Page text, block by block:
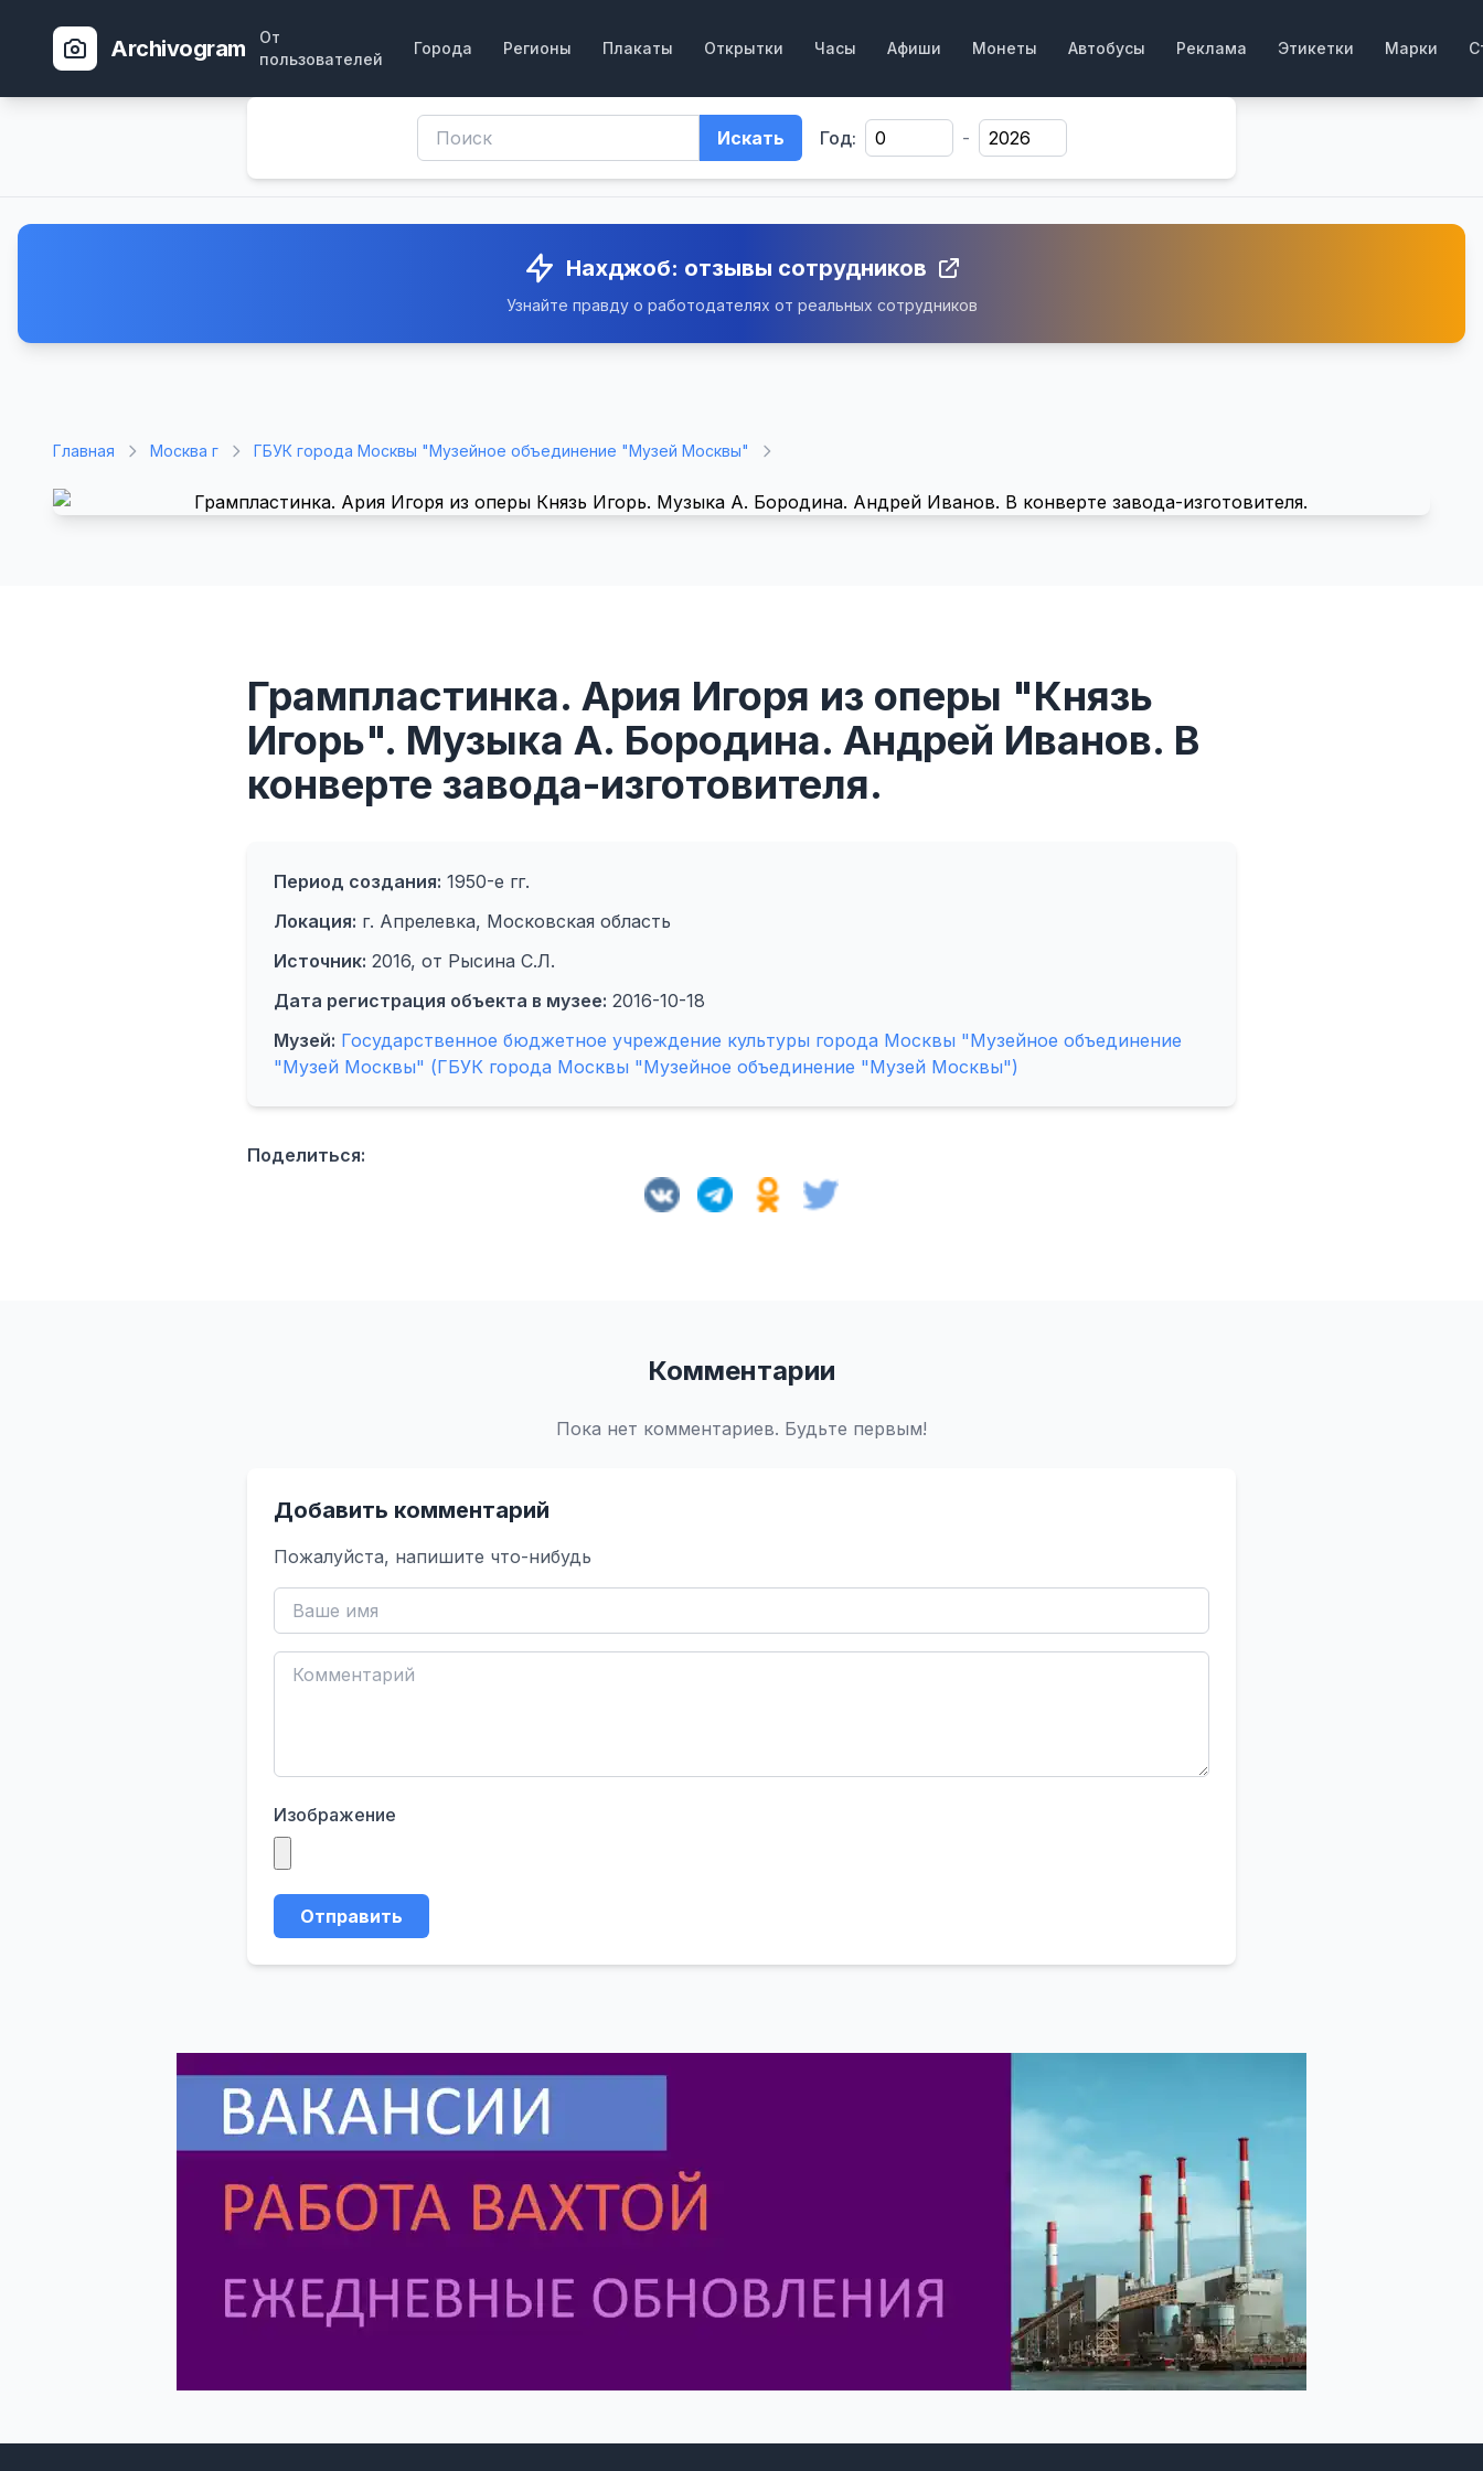
Archivogram
От
пользователей
Города Регионы Плакаты Открытки Часы Афиши Монеты Автобусы Реклама Этикетки Марки
Искать Год: -
Нахджоб: отзывы сотрудников
Узнайте правду о работодателях от реальных сотрудников
Главная Москва г ГБУК города Москвы "Музейное объединение "Музей Москвы"
Грампластинка. Ария Игоря из оперы "Князь
Игорь". Музыка А. Бородина. Андрей Иванов. В
конверте завода-изготовителя.
Период создания: 1950-е гг.
Локация: г. Апрелевка, Московская область
Источник: 2016, от Рысина С.Л.
Дата регистрация объекта в музее: 2016-10-18
Музей: Государственное бюджетное учреждение культуры города Москвы "Музейное объединение
"Музей Москвы" (ГБУК города Москвы "Музейное объединение "Музей Москвы")
Поделиться:
Комментарии
Пока нет комментариев. Будьте первым!
Добавить комментарий
Пожалуйста, напишите что-нибудь
Изображение
Отправить